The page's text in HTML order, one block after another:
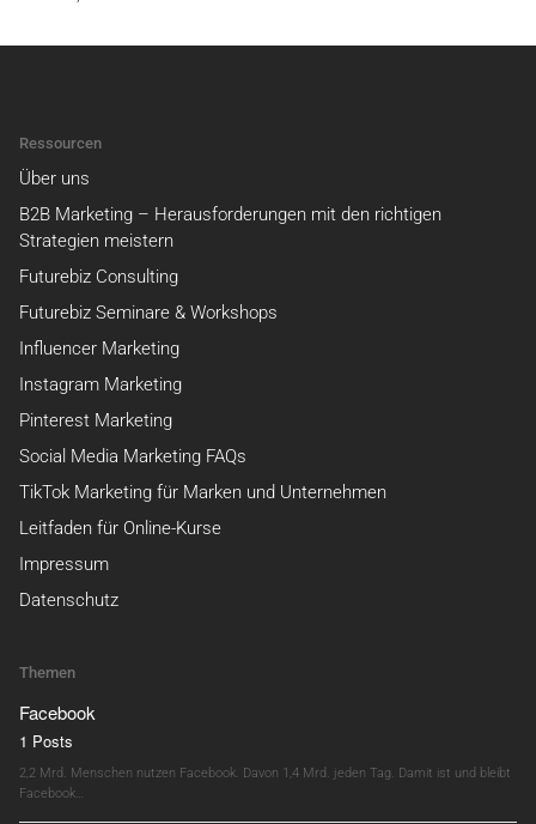
Ressourcen
Über uns
B2B Marketing – Herausforderungen mit den richtigen
Strategien meistern
Futurebiz Consulting
Futurebiz Seminare & Workshops
Influencer Marketing
Instagram Marketing
Pinterest Marketing
Social Media Marketing FAQs
TikTok Marketing für Marken und Unternehmen
Leitfaden für Online-Kurse
Impressum
Datenschutz
Themen
Facebook
1 Posts
2,2 Mrd. Menschen nutzen Facebook. Davon 1,4 Mrd. jeden Tag. Damit ist und bleibt
Facebook…